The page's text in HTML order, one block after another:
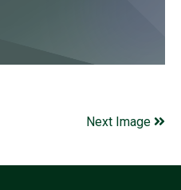
Next Image